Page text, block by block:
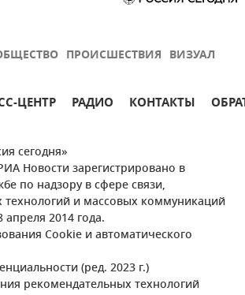
ПРОИСШЕСТВИЯ ВИЗУАЛ
ЦЕНТР РАДИО КОНТАКТЫ
сегодня»
Новости зарегистрировано в
по надзору в сфере связи,
и массовых коммуникаций
2014 года.
Cookie и автоматического
(ред. 2023 г.)
рекомендательных технологий